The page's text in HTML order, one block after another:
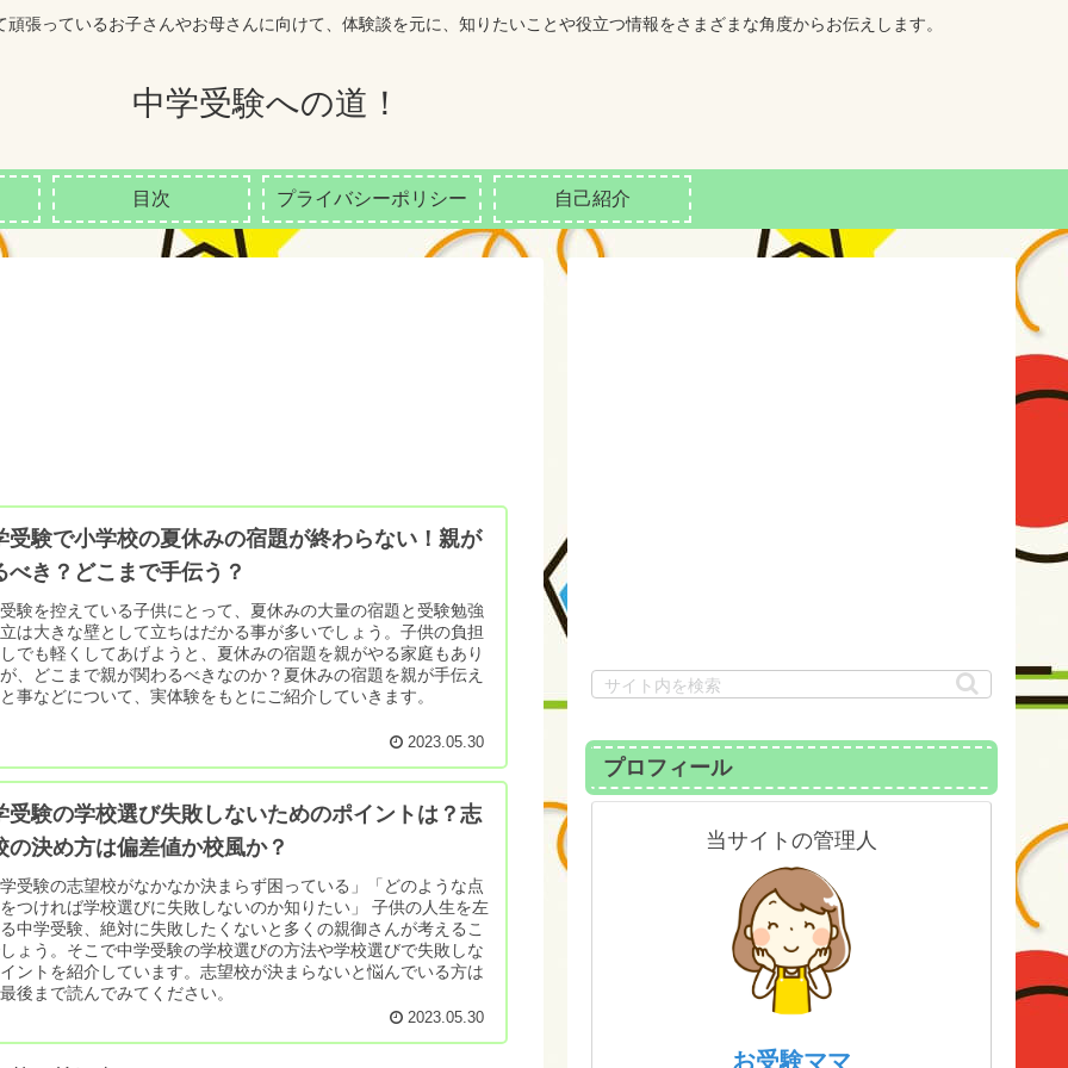
張っているお子さんやお母さんに向けて、体験談を元に、知りたいことや役立つ情報をさまざまな角度からお伝えします。
中学受験への道！
目次 プライバシーポリシー 自己紹介
受験で小学校の夏休みの宿題が終わらない！親が
べき？どこまで手伝う？
験を控えている子供にとって、夏休みの大量の宿題と受験勉強
は大きな壁として立ちはだかる事が多いでしょう。子供の負担
でも軽くしてあげようと、夏休みの宿題を親がやる家庭もあり
、どこまで親が関わるべきなのか？夏休みの宿題を親が手伝え
事などについて、実体験をもとにご紹介していきます。
2023.05.30
受験の学校選び失敗しないためのポイントは？志
の決め方は偏差値か校風か？
受験の志望校がなかなか決まらず困っている」「どのような点
つければ学校選びに失敗しないのか知りたい」 子供の人生を左
中学受験、絶対に失敗したくないと多くの親御さんが考えるこ
ょう。そこで中学受験の学校選びの方法や学校選びで失敗しな
ントを紹介しています。志望校が決まらないと悩んでいる方は
後まで読んでみてください。
2023.05.30
プロフィール
当サイトの管理人
お受験ママ